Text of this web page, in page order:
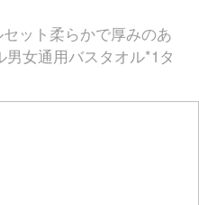
ット柔らかで厚みのあ
女通用バスタオル*1タ